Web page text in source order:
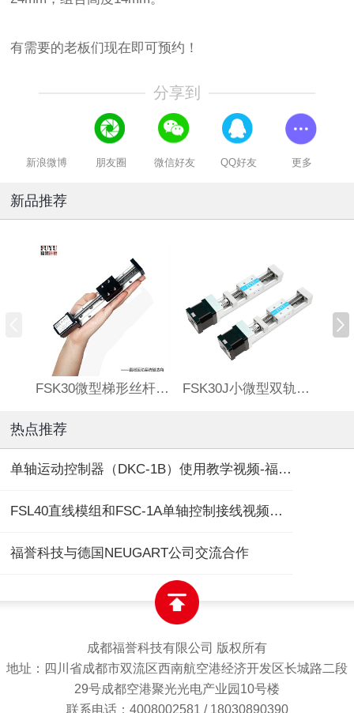
有需要的老板们现在即可预约！
分享到
新浪微博 朋友圈 微信好友 QQ好友 更多
新品推荐
FSK30微型梯形丝杆滑台 FSK30J小微型双轨丝杆直线模组
热点推荐
单轴运动控制器（DKC-1B）使用教学视频-福誉专用
FSL40直线模组和FSC-1A单轴控制接线视频教程
福誉科技与德国NEUGART公司交流合作
成都福誉科技有限公司 版权所有
地址：四川省成都市双流区西南航空港经济开发区长城路二段
29号成都空港聚光光电产业园10号楼
联系电话：4008002581 / 18030890390